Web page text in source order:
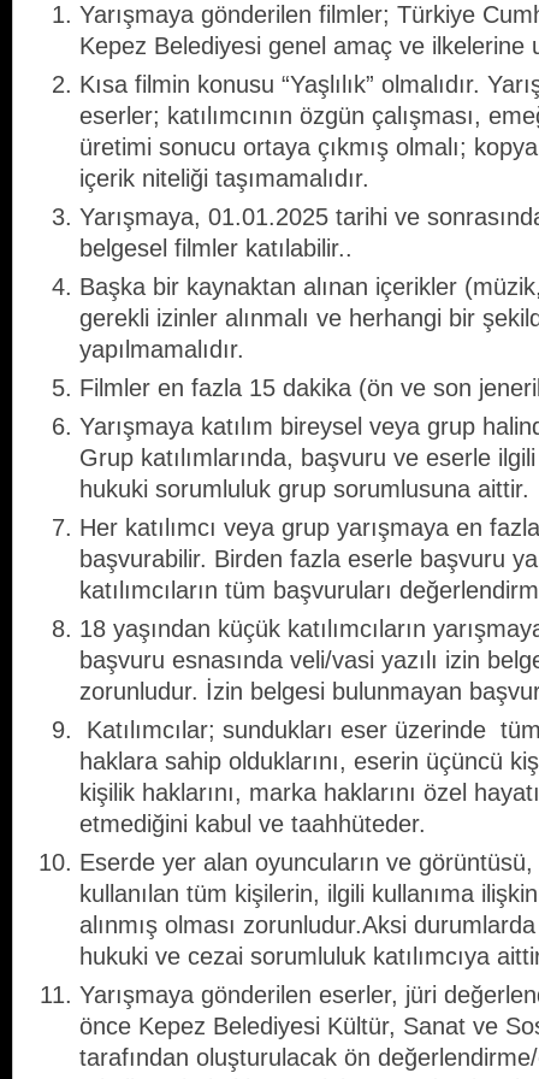
Yarışmaya gönderilen filmler; Türkiye
Kepez Belediyesi genel amaç ve ilkelerine
Kısa filmin konusu “Yaşlılık” olmalıdır.
eserler; katılımcının özgün çalışması,
üretimi sonucu ortaya çıkmış olmalı;
içerik niteliği taşımamalıdır.
Yarışmaya, 01.01.2025 tarihi ve
belgesel filmler katılabilir..
Başka bir kaynaktan alınan içerikler
gerekli izinler alınmalı ve herhangi bir
yapılmamalıdır.
Filmler en fazla 15 dakika (ön ve son
Yarışmaya katılım bireysel veya grup
Grup katılımlarında, başvuru ve eserle
hukuki sorumluluk grup sorumlusuna aittir.
Her katılımcı veya grup yarışmaya en
başvurabilir. Birden fazla eserle başvuru
katılımcıların tüm başvuruları
18 yaşından küçük katılımcıların
başvuru esnasında veli/vasi yazılı izin
zorunludur. İzin belgesi bulunmayan
Katılımcılar; sundukları eser üzerinde
haklara sahip olduklarını, eserin üçüncü
kişilik haklarını, marka haklarını özel
etmediğini kabul ve taahhüteder.
Eserde yer alan oyuncuların ve
kullanılan tüm kişilerin, ilgili kullanıma ilişkin
alınmış olması zorunludur.Aksi
hukuki ve cezai sorumluluk katılımcıya
Yarışmaya gönderilen eserler, jüri
önce Kepez Belediyesi Kültür, Sanat ve
tarafından oluşturulacak ön